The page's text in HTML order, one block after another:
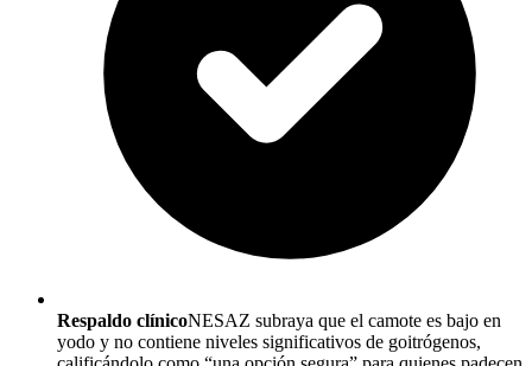
Respaldo clínicoNESAZ subraya que el camote es bajo en
yodo y no contiene niveles significativos de goitrógenos,